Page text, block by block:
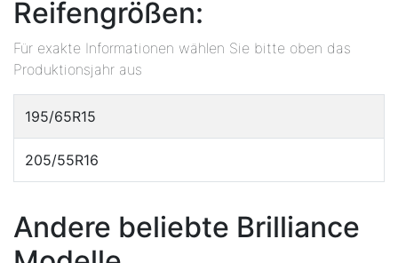
Reifengrößen:
Für exakte Informationen wählen Sie bitte oben das
Produktionsjahr aus
195/65R15
205/55R16
Andere beliebte Brilliance